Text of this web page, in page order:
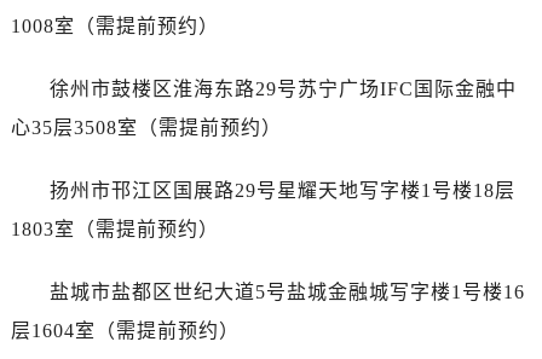
1008室（需提前预约）
徐州市鼓楼区淮海东路29号苏宁广场IFC国际金融中
心35层3508室（需提前预约）
扬州市邗江区国展路29号星耀天地写字楼1号楼18层
1803室（需提前预约）
盐城市盐都区世纪大道5号盐城金融城写字楼1号楼16
层1604室（需提前预约）